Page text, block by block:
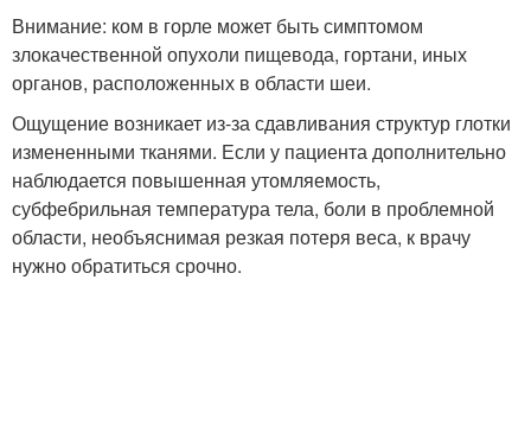
Внимание: ком в горле может быть симптомом
злокачественной опухоли пищевода, гортани, иных
органов, расположенных в области шеи.
Ощущение возникает из-за сдавливания структур глотки
измененными тканями. Если у пациента дополнительно
наблюдается повышенная утомляемость,
субфебрильная температура тела, боли в проблемной
области, необъяснимая резкая потеря веса, к врачу
нужно обратиться срочно.